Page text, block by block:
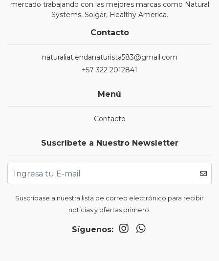
mercado trabajando con las mejores marcas como Natural
Systems, Solgar, Healthy America.
Contacto
naturaliatiendanaturista583@gmail.com
+57 322 2012841
Menú
Contacto
Suscríbete a Nuestro Newsletter
Suscríbase a nuestra lista de correo electrónico para recibir
noticias y ofertas primero.
Síguenos: